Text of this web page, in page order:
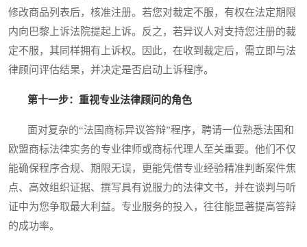
修改商品列表后，核准注册。若您对裁定不服，有权在法定期限
内向巴黎上诉法院提起上诉。反之，若异议人对支持您注册的裁
定不服，其同样拥有上诉权。因此，在收到裁定后，需立即与法
律顾问评估结果，并决定是否启动上诉程序。
第十一步：重视专业法律顾问的角色
面对复杂的“法国商标异议答辩”程序，聘请一位熟悉法国和
欧盟商标法律实务的专业律师或商标代理人至关重要。他们不仅
能确保程序合规、期限无误，更能凭借专业经验精准判断案件焦
点、高效组织证据、撰写具有说服力的法律文书，并在谈判与听
证中为您争取最大利益。专业服务的投入，往往能显著提高答辩
的成功率。